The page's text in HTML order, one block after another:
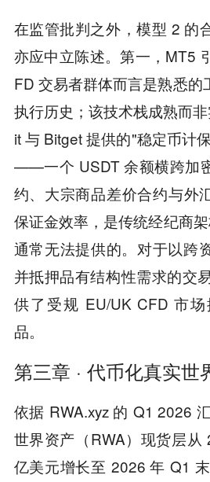
在监管批判之外，模型 2 的
亦应中立陈述。第一，MT5
FD 交易者群体而言是熟悉的
执行历史；该技术栈成熟而
it 与 Bitget 提供的"稳定币计
——一个 USDT 余额横跨加
约、大宗商品差价合约与
保证金效率，是传统经纪商
通常无法提供的。对于以跨
并抵押品有结构性需求的交
供了受规 EU/UK CFD 市
品。
第三章 · 代币化真实世
依据 RWA.xyz 的 Q1 2026
世界资产（RWA）现货层从
亿美元增长至 2026 年 Q1